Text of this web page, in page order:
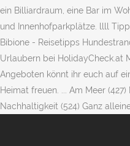
ein Billiardraum, eine Bar im
und Innenhofparkplätze. llll
Bibione - Reisetipps
Urlaubern bei HolidayCheck.at
Angeboten könnt ihr euch auf
Heimat freuen. ... Am Meer
Nachhaltigkeit (524) Ganz